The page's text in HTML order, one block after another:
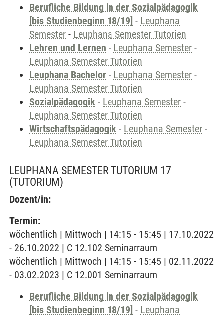
Berufliche Bildung in der Sozialpädagogik
[bis Studienbeginn 18/19] - Leuphana
Semester - Leuphana Semester Tutorien
Lehren und Lernen - Leuphana Semester -
Leuphana Semester Tutorien
Leuphana Bachelor - Leuphana Semester -
Leuphana Semester Tutorien
Sozialpädagogik - Leuphana Semester -
Leuphana Semester Tutorien
Wirtschaftspädagogik - Leuphana Semester -
Leuphana Semester Tutorien
LEUPHANA SEMESTER TUTORIUM 17
(TUTORIUM)
Dozent/in:
Termin:
wöchentlich | Mittwoch | 14:15 - 15:45 | 17.10.2022
- 26.10.2022 | C 12.102 Seminarraum
wöchentlich | Mittwoch | 14:15 - 15:45 | 02.11.2022
- 03.02.2023 | C 12.001 Seminarraum
Berufliche Bildung in der Sozialpädagogik
[bis Studienbeginn 18/19] - Leuphana